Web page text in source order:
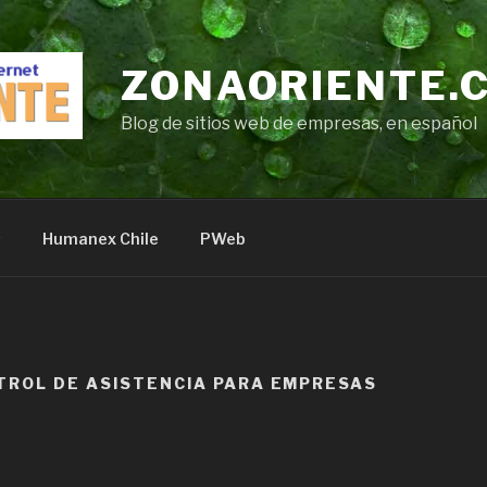
Blog de sitios web de empresas, en español
Humanex Chile PWeb
DE ASISTENCIA PARA EMPRESAS